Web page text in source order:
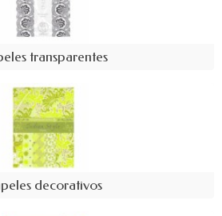
transparentes
decorativos